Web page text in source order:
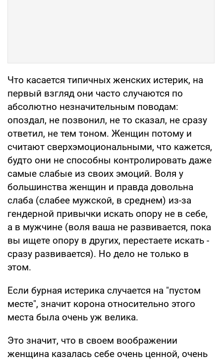
Что касается типичных женских истерик, на
первый взгляд они часто случаются по
абсолютно незначительным поводам:
опоздал, не позвонил, не то сказал, не сразу
ответил, не тем тоном. Женщин потому и
считают сверхэмоциональными, что кажется,
будто они не способны контролировать даже
самые слабые из своих эмоций. Воля у
большинства женщин и правда довольна
слаба (слабее мужской, в среднем) из-за
гендерной привычки искать опору не в себе,
а в мужчине (воля ваша не развивается, пока
вы ищете опору в других, перестаете искать -
сразу развивается). Но дело не только в
этом.
Если бурная истерика случается на "пустом
месте", значит корона относительно этого
места была очень уж велика.
Это значит, что в своем воображении
женщина казалась себе очень ценной, очень